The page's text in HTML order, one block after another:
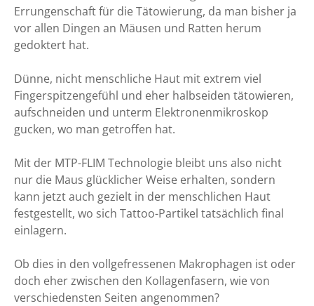
Errungenschaft für die Tätowierung, da man bisher ja
vor allen Dingen an Mäusen und Ratten herum
gedoktert hat.
Dünne, nicht menschliche Haut mit extrem viel
Fingerspitzengefühl und eher halbseiden tätowieren,
aufschneiden und unterm Elektronenmikroskop
gucken, wo man getroffen hat.
Mit der MTP-FLIM Technologie bleibt uns also nicht
nur die Maus glücklicher Weise erhalten, sondern
kann jetzt auch gezielt in der menschlichen Haut
festgestellt, wo sich Tattoo-Partikel tatsächlich final
einlagern.
Ob dies in den vollgefressenen Makrophagen ist oder
doch eher zwischen den Kollagenfasern, wie von
verschiedensten Seiten angenommen?